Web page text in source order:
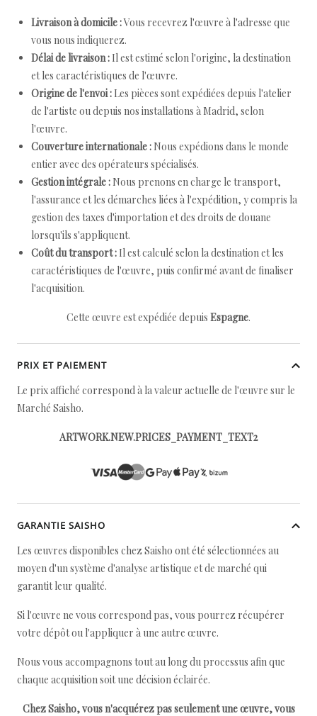
Livraison à domicile :Vous recevrez l'œuvre à l'adresse que
vous nous indiquerez.
Délai de livraison : Il est estimé selon l'origine, la destination
et les caractéristiques de l'œuvre.
Origine de l'envoi : Les pièces sont expédiées depuis l'atelier
de l'artiste ou depuis nos installations à Madrid, selon
l'œuvre.
Couverture internationale : Nous expédions dans le monde
entier avec des opérateurs spécialisés.
Gestion intégrale : Nous prenons en charge le transport,
l'assurance et les démarches liées à l'expédition, y compris la
gestion des taxes d'importation et des droits de douane
lorsqu'ils s'appliquent.
Coût du transport : Il est calculé selon la destination et les
caractéristiques de l'œuvre, puis confirmé avant de finaliser
l'acquisition.
Cette œuvre est expédiée depuis Espagne.
PRIX ET PAIEMENT
Le prix affiché correspond à la valeur actuelle de l'œuvre sur le
Marché Saisho.
ARTWORK.NEW.PRICES_PAYMENT_TEXT2
GARANTIE SAISHO
Les œuvres disponibles chez Saisho ont été sélectionnées au
moyen d'un système d'analyse artistique et de marché qui
garantit leur qualité.
Si l'œuvre ne vous correspond pas, vous pourrez récupérer
votre dépôt ou l'appliquer à une autre œuvre.
Nous vous accompagnons tout au long du processus afin que
chaque acquisition soit une décision éclairée.
Chez Saisho, vous n'acquérez pas seulement une œuvre, vous